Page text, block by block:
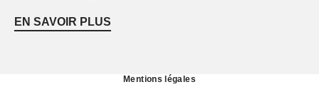
EN SAVOIR PLUS
Mentions légales